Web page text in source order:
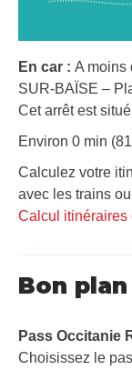
En car : A moins
SUR-BAÏSE –
Cet arrêt est
Environ 0 min
Calculez votre
avec les trains
Calcul itinéraires
Bon plan
Pass Occitanie
Choisissez le